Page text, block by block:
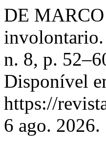
DE MARCO
involontario.
n. 8, p.
Disponível
https://
6 ago. 2026.